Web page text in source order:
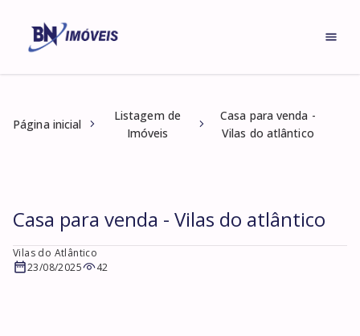
Página inicial
Listagem de
Imóveis
Casa para venda -
Vilas do atlântico
Casa para venda - Vilas do atlântico
Vilas do Atlântico
23/08/2025
42